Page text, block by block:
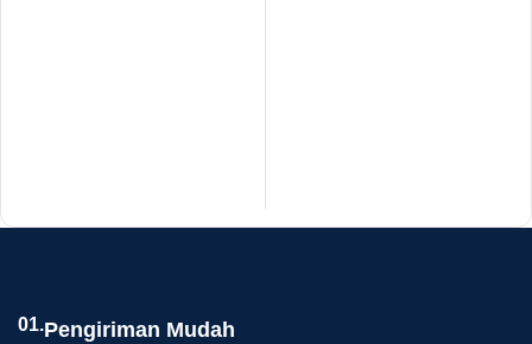
01.Pengiriman Mudah